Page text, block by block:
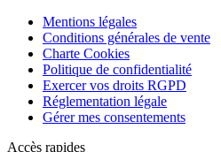
Mentions légales
Conditions générales de vente
Charte Cookies
Politique de confidentialité
Exercer vos droits RGPD
Réglementation légale
Gérer mes consentements
Accès rapides